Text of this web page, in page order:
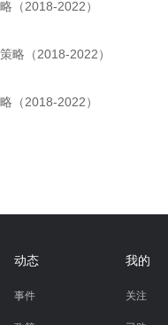
（2018-2022）
略（2018-2022）
（2018-2022）
动态
事件
我的
关注